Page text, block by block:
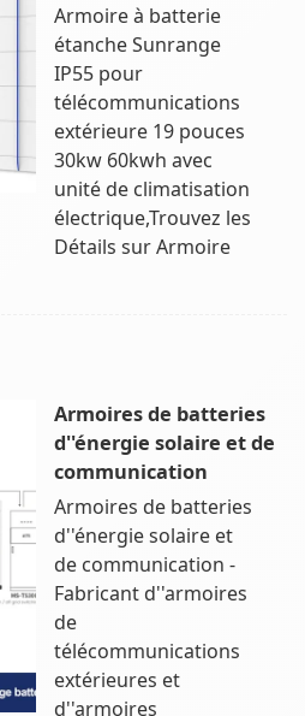
Armoire à batterie
étanche Sunrange
IP55 pour
télécommunications
extérieure 19 pouces
30kw 60kwh avec
unité de climatisation
électrique,Trouvez les
Détails sur Armoire
Armoires de batteries
d''énergie solaire et de
communication
Armoires de batteries
d''énergie solaire et
de communication -
Fabricant d''armoires
de
télécommunications
extérieures et
d''armoires